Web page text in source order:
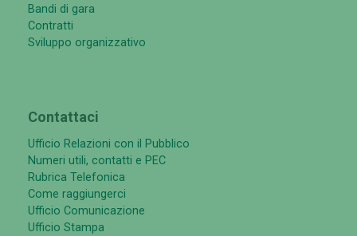
Bandi di gara
Contratti
Sviluppo organizzativo
Contattaci
Ufficio Relazioni con il Pubblico
Numeri utili, contatti e PEC
Rubrica Telefonica
Come raggiungerci
Ufficio Comunicazione
Ufficio Stampa